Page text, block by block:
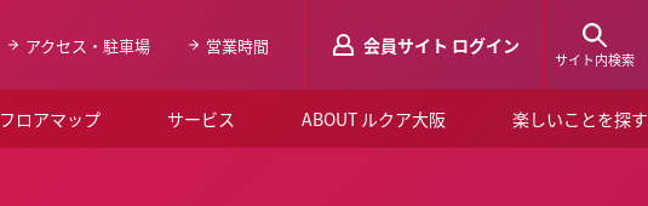
アクセス・駐車場 営業時間 会員サイト ログイン
サイト内検索
フロアマップ サービス ABOUT ルクア大阪 楽しいことを探す